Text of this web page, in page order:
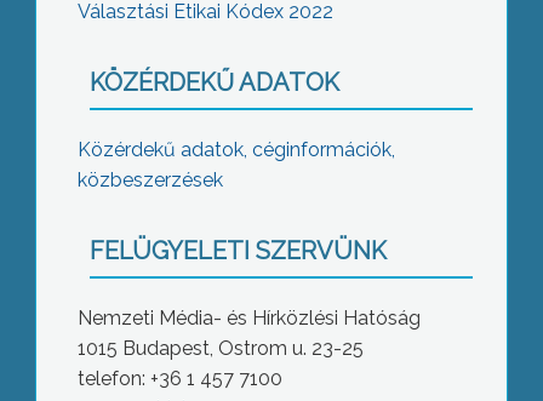
Választási Etikai Kódex 2022
KÖZÉRDEKŰ ADATOK
Közérdekű adatok, céginformációk,
közbeszerzések
FELÜGYELETI SZERVÜNK
Nemzeti Média- és Hírközlési Hatóság
1015 Budapest, Ostrom u. 23-25
telefon: +36 1 457 7100